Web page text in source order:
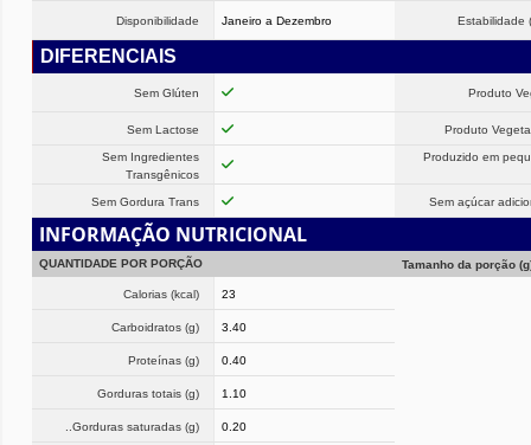
Disponibilidade Janeiro a Dezembro Estabilidade
DIFERENCIAIS
Sem Glúten Produto
Sem Lactose Produto
Sem Ingredientes
Transgênicos
Produzido em
Sem Gordura Trans Sem açúcar
INFORMAÇÃO NUTRICIONAL
QUANTIDADE POR PORÇÃO Tamanho da porção
Calorias (kcal) 23
Carboidratos (g) 3.40
Proteínas (g) 0.40
Gorduras totais (g) 1.10
..Gorduras saturadas (g) 0.20